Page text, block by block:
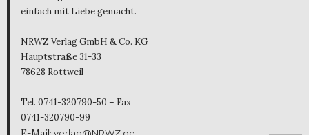
einfach mit Liebe gemacht.
NRWZ Verlag GmbH & Co. KG
Hauptstraße 31-33
78628 Rottweil
Tel. 0741-320790-50 – Fax
0741-320790-99
verlag@NRWZ.de